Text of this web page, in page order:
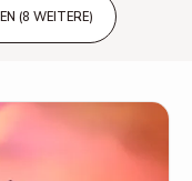
(8 WEITERE)